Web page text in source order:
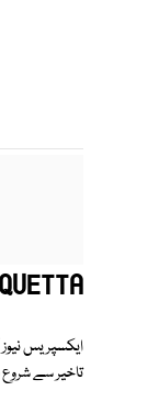
ایکسپریس
تاخیر سے شروع